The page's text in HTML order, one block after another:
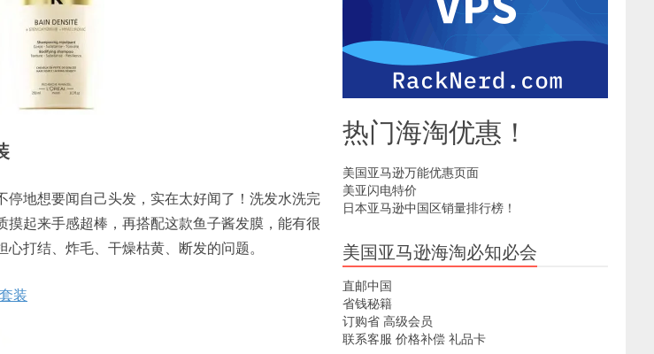
地想要闻自己头发，实在太好闻了！洗发水洗完
起来手感超棒，再搭配这款鱼子酱发膜，能有很
打结、炸毛、干燥枯黄、断发的问题。
装
热门海淘优惠！
美国亚马逊万能优惠页面
美亚闪电特价
日本亚马逊中国区销量排行榜！
美国亚马逊海淘必知必会
直邮中国
省钱秘籍
订购省 高级会员
联系客服 价格补偿 礼品卡